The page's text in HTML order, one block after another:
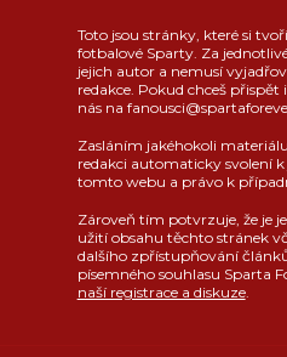
Toto jsou stránky, které si
fotbalové Sparty. Za
jejich autor a nemusí
redakce. Pokud chceš
nás na
Zasláním jakéhokoli
redakci automaticky svolení
tomto webu a právo k
Zároveň tím potvrzuje, že je
užití obsahu těchto stránek
dalšího zpřístupňování
písemného souhlasu Sparta
naší registrace a diskuze.